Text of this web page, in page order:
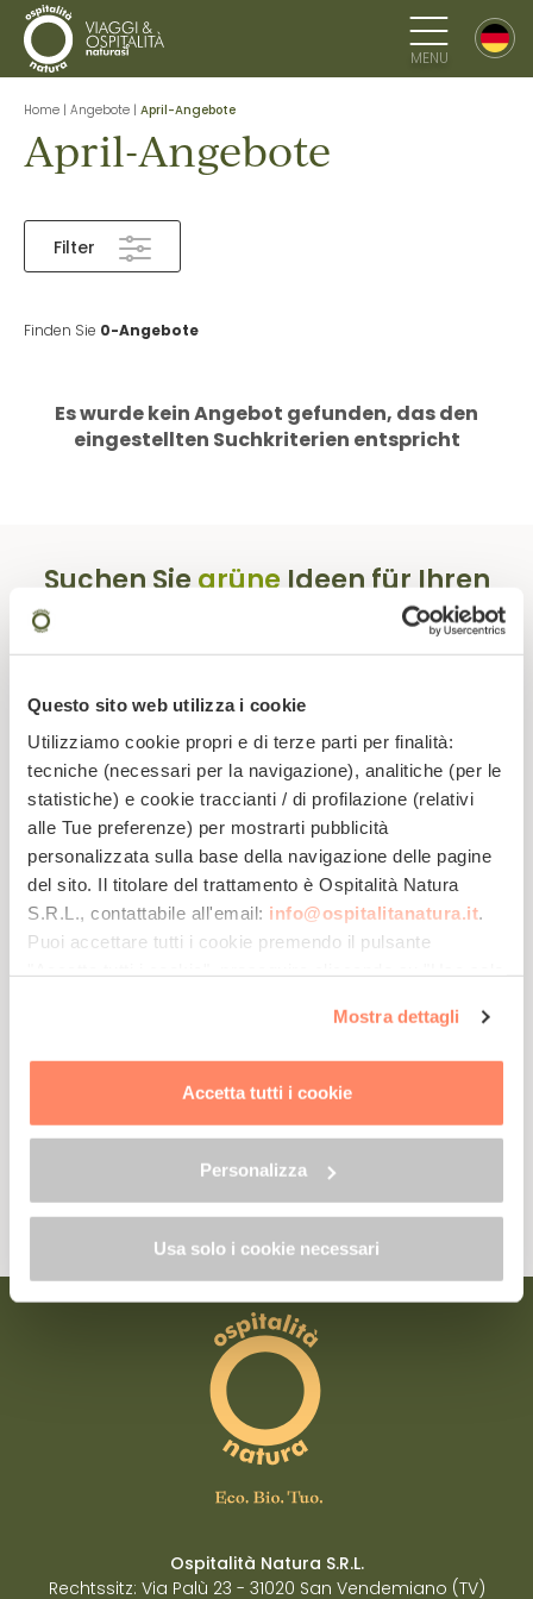
Questo sito web utilizza i cookie
Utilizziamo cookie propri e di terze parti per finalità:
tecniche (necessari per la navigazione), analitiche (per le
statistiche) e cookie traccianti / di profilazione (relativi
alle Tue preferenze) per mostrarti pubblicità
personalizzata sulla base della navigazione delle pagine
del sito. Il titolare del trattamento è Ospitalità Natura
S.R.L., contattabile all'email: info@ospitalitanatura.it.
Puoi accettare tutti i cookie premendo il pulsante
clic su "Personalizza". Al fine di revocare il consenso
prestato e visualizzare le informazioni complete sul
trattamento dei dati clicca qui:"gestione cookie"
cookie.
Mostra dettagli
Accetta tutti i cookie
Personalizza
Usa solo i cookie necessari
MENU
Home | Angebote | April-Angebote
April-Angebote
Filter
Finden Sie 0-Angebote
Es wurde kein Angebot gefunden, das den
eingestellten Suchkriterien entspricht
Suchen SiegrüneIdeen für Ihren
Abonnieren Sie unsere Newsletter!
Werden Sie Teil
Gemeinschaft
Lassen Sie sich
von exklusiven
Angeboten
Erhalten Sie Tipps
nachhaltigen
Ja, ich möchte mich anmelden.
Ospitalità Natura S.R.L.
Rechtssitz: Via Palù 23 - 31020 San Vendemiano (TV)